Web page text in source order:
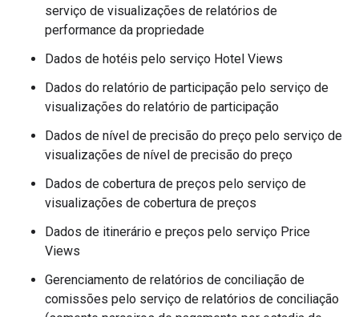
serviço de visualizações de relatórios de
performance da propriedade
Dados de hotéis pelo serviço Hotel Views
Dados do relatório de participação pelo serviço de
visualizações do relatório de participação
Dados de nível de precisão do preço pelo serviço de
visualizações de nível de precisão do preço
Dados de cobertura de preços pelo serviço de
visualizações de cobertura de preços
Dados de itinerário e preços pelo serviço Price
Views
Gerenciamento de relatórios de conciliação de
comissões pelo serviço de relatórios de conciliação